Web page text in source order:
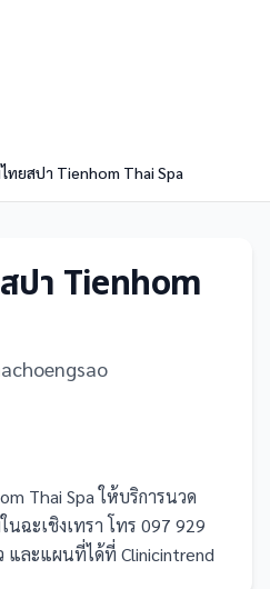
ทยสปา Tienhom Thai Spa
ปา Tienhom
Thai Spa ให้บริการนวด
ฉะเชิงเทรา โทร 097 929
และแผนที่ได้ที่ Clinicintrend